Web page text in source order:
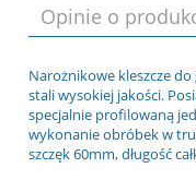
Opinie o
Narożnikowe kleszcze do
stali wysokiej jakości.
specjalnie profilowaną
wykonanie obróbek w
szczęk 60mm, długość